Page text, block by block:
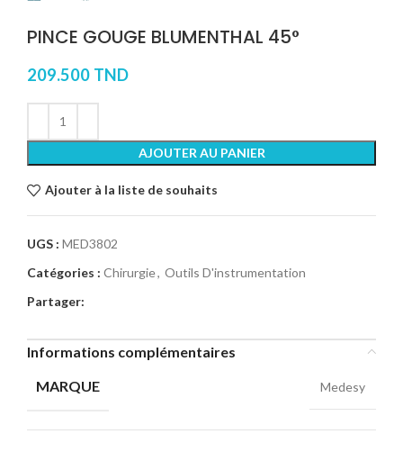
PINCE GOUGE BLUMENTHAL 45°
209.500 TND
AJOUTER AU PANIER
Ajouter à la liste de souhaits
UGS : MED3802
Catégories : Chirurgie, Outils D'instrumentation
Partager:
Informations complémentaires
MARQUE
Medesy